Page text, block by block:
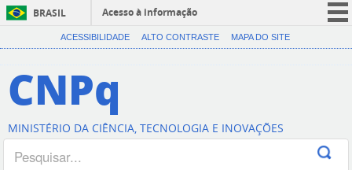
BRASIL
Acesso à informação
CORONAVÍRUS (COVID-19)
Canais
ACESSIBILIDADE ALTO CONTRASTE MAPA DO SITE
CNPq
MINISTÉRIO DA CIÊNCIA, TECNOLOGIA E INOVAÇÕES